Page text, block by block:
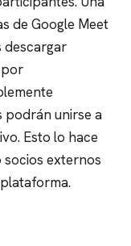
de Google Meet
descargar
podrán unirse a
Esto lo hace
socios externos